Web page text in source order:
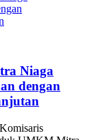
Niaga
dengan